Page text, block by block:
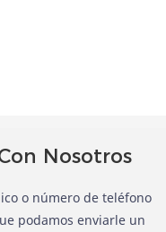
Nosotros
o número de teléfono
podamos enviarle un